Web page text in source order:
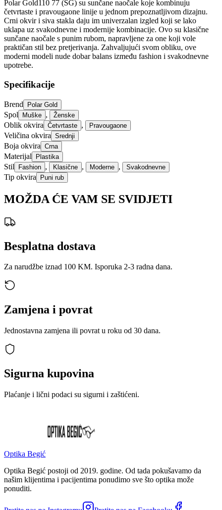
Polar Gold110 77 (SG) su sunčane naočale koje kombinuju
četvrtaste i pravougaone linije u jednom prepoznatljivom dizajnu.
Crni okvir i siva stakla daju im univerzalan izgled koji se lako
uklapa uz svakodnevne i modernije kombinacije. Ovo su klasične
sunčane naočale s punim rubom, napravljene za one koji vole
praktičan stil bez pretjerivanja. Zahvaljujući svom obliku, ove
moderni modeli nude dobar balans između fashion i svakodnevne
upotrebe.
Specifikacije
Brend Polar Gold
Spol Muške , Ženske
Oblik okvira Četvrtaste , Pravougaone
Veličina okvira Srednji
Boja okvira Crna
Materijal Plastika
Stil Fashion , Klasične , Moderne , Svakodnevne
Tip okvira Puni rub
MOŽDA ĆE VAM SE SVIDJETI
Besplatna dostava
Za narudžbe iznad 100 KM. Isporuka 2-3 radna dana.
Zamjena i povrat
Jednostavna zamjena ili povrat u roku od 30 dana.
Sigurna kupovina
Plaćanje i lični podaci su sigurni i zaštićeni.
Optika Begić
Optika Begić postoji od 2019. godine. Od tada pokušavamo da
našim klijentima i pacijentima ponudimo sve što optika može
ponuditi.